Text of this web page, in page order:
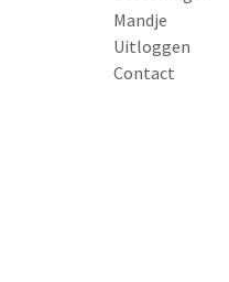
Mandje
Uitloggen
Contact